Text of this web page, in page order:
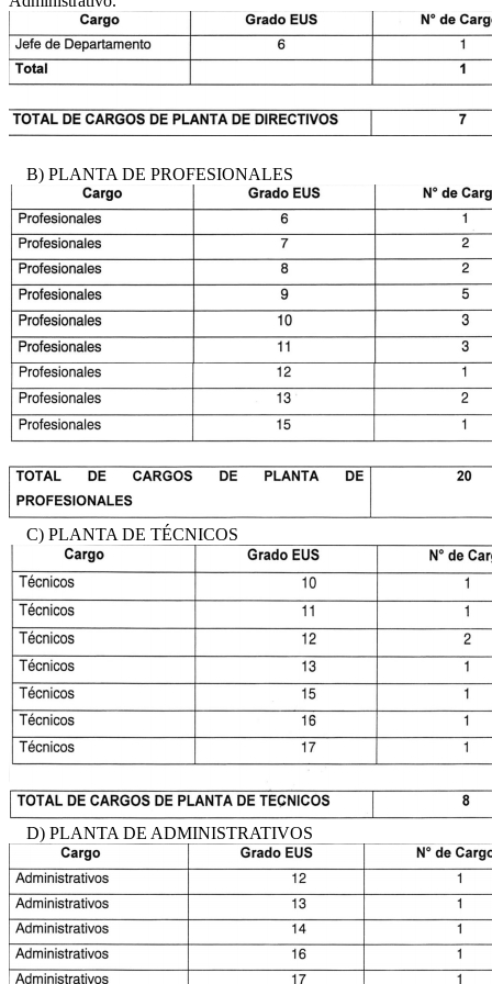
B) PLANTA DE PROFESIONALES
C) PLANTA DE TÉCNICOS
D) PLANTA DE ADMINISTRATIVOS